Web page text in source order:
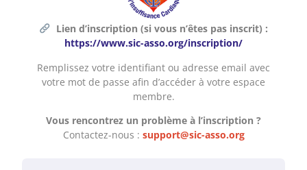
Lien d’inscription (si vous n’êtes pas inscrit) :
https://www.sic-asso.org/inscription/
Remplissez votre identifiant ou adresse email avec
votre mot de passe afin d’accéder à votre espace
membre.
Vous rencontrez un problème à l’inscription ?
Contactez-nous : support@sic-asso.org